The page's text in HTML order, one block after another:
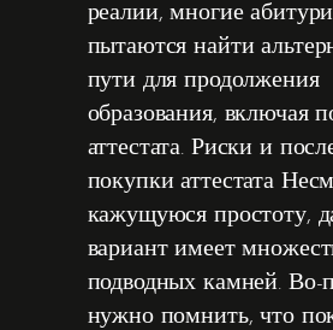
реалии, многие
пытаются найти
пути для продолжения
образования, включая
аттестата. Риски и
покупки аттестата
кажущуюся простоту,
вариант имеет
подводных камней. Во-
нужно помнить, что